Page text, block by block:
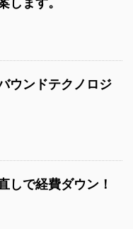
ウンドテクノロジ
しで経費ダウン！